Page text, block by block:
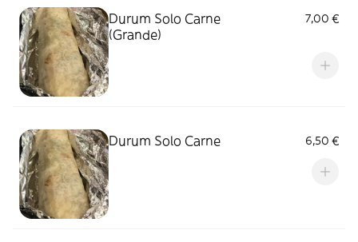
Durum Solo Carne
(Grande)
7,00 €
Durum Solo Carne 6,50 €